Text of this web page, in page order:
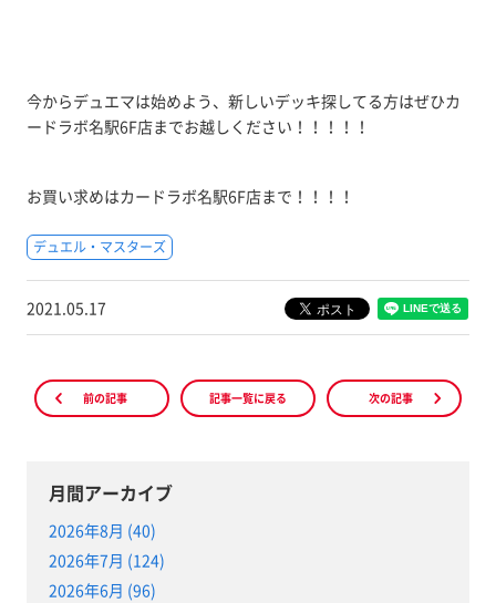
今からデュエマは始めよう、新しいデッキ探してる方はぜひカ
ードラボ名駅6F店までお越しください！！！！！
お買い求めはカードラボ名駅6F店まで！！！！
デュエル・マスターズ
2021.05.17
前の記事 記事一覧に戻る 次の記事
月間アーカイブ
2026年8月 (40)
2026年7月 (124)
2026年6月 (96)